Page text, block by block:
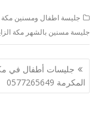
جليسة اطفال ومسنين مكة
جليسة مسنين بالشهر مكة
تصفّح
المقالات
جليسات أطفال في
المكرمة 0577265649